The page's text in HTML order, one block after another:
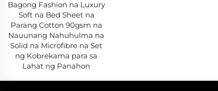
Bagong Fashion na Luxury
Soft na Bed Sheet na
Parang Cotton 90gsm na
Nauunang Nahuhulma na
Solid na Microfibre na Set
ng Kobrekama para sa
Lahat ng Panahon